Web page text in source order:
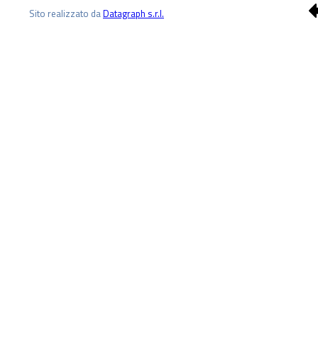
Sito realizzato daDatagraph s.r.l.